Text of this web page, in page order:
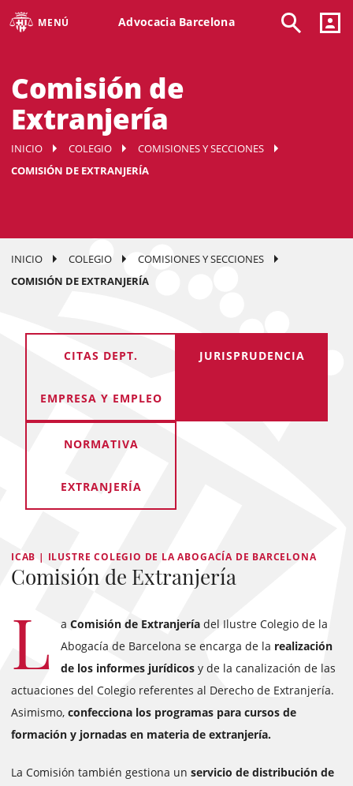
MENÚ Advocacia Barcelona
Comisión de
Extranjería
INICIO COLEGIO
COMISIONES Y SECCIONES
COMISIÓN DE EXTRANJERÍA
INICIO COLEGIO
COMISIONES Y SECCIONES
COMISIÓN DE EXTRANJERÍA
CITAS DEPT.
EMPRESA Y EMPLEO
JURISPRUDENCIA
NORMATIVA
EXTRANJERÍA
ICAB | ILUSTRE COLEGIO DE LA ABOGACÍA DE BARCELONA
Comisión de Extranjería
L a Comisión de Extranjería del Ilustre Colegio de la
Abogacía de Barcelona se encarga de la realización
de los informes jurídicos y de la canalización de las
actuaciones del Colegio referentes al Derecho de Extranjería.
Asimismo, confecciona los programas para cursos de
formación y jornadas en materia de extranjería.
La Comisión también gestiona un servicio de distribución de